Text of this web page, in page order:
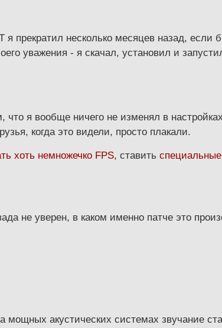
я прекратил несколько месяцев назад, если
уважения - я скачал, установил и
я вообще ничего не изменял в
когда это видели, просто плакали.
хоть немножечко FPS, ставить
не уверен, в каком именно патче это
акустических системах звучание